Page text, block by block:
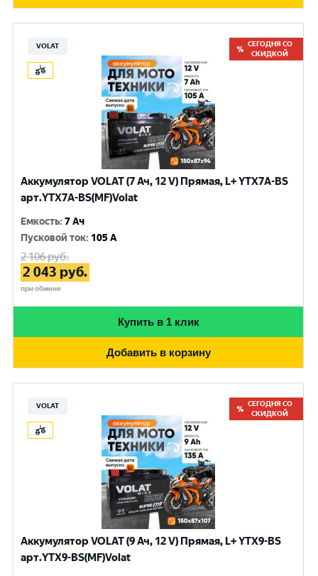
VOLAT
СЕГОДНЯ СО
СКИДКОЙ
Аккумулятор VOLAT (7 Ач, 12 V) Прямая, L+ YTX7A-BS
арт.YTX7A-BS(MF)Volat
Емкость:7 Ач
Пусковой ток: 105 A
2 106руб.
2 043 руб.
при обмене
Купить в 1 клик
Добавить в корзину
VOLAT
СЕГОДНЯ СО
СКИДКОЙ
Аккумулятор VOLAT (9 Ач, 12 V) Прямая, L+ YTX9-BS
арт.YTX9-BS(MF)Volat